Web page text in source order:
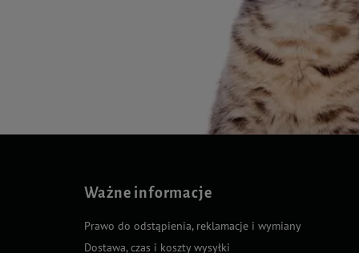
Ważne informacje
Prawo do odstąpienia, reklamacje i wymiany
Dostawa, czas i koszty wysyłki